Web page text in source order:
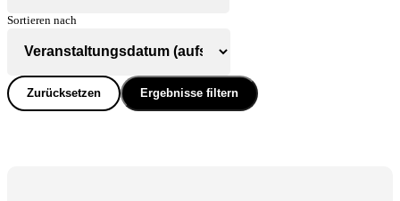
Sortieren nach
Zurücksetzen Ergebnisse filtern